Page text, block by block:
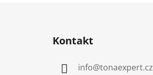
Kontakt
info@tonaexpert.cz